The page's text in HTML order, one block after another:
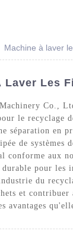
Machine à laver
Laver Les
Co.,
le recyclage
séparation en
de systèmes
conforme aux
durable pour les
du
et
avantages